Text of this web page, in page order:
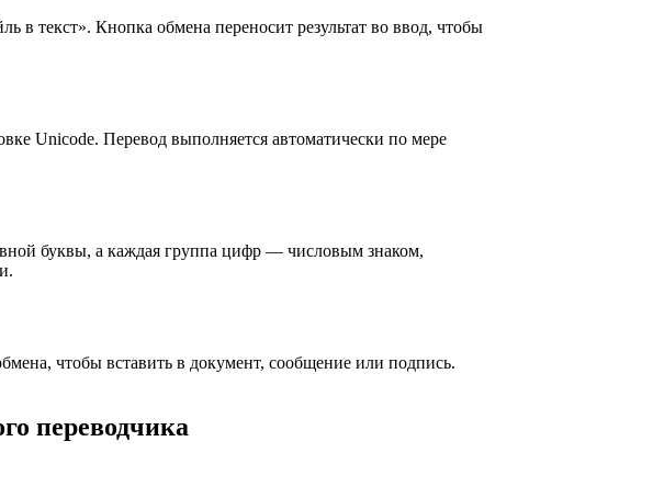
в текст». Кнопка обмена переносит результат во ввод, чтобы
Unicode. Перевод выполняется автоматически по мере
буквы, а каждая группа цифр — числовым знаком,
чтобы вставить в документ, сообщение или подпись.
переводчика